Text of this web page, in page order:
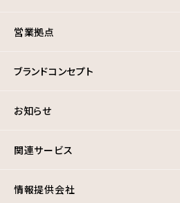
営業拠点
ブランドコンセプト
お知らせ
関連サービス
情報提供会社